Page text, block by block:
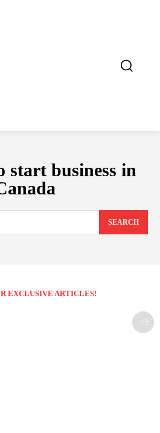
start business in
SEARCH
EXCLUSIVE ARTICLES!